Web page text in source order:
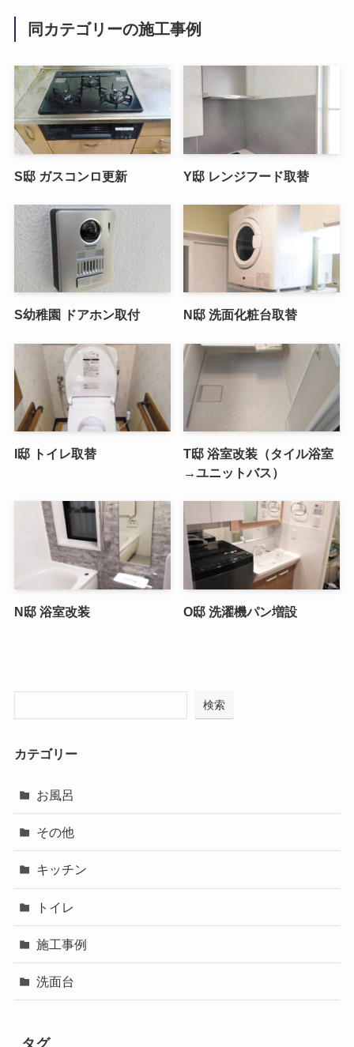
同カテゴリーの施工事例
S邸 ガスコンロ更新 Y邸 レンジフード取替
S幼稚園 ドアホン取付 N邸 洗面化粧台取替
I邸 トイレ取替
T邸 浴室改装（タイル浴室
→ユニットバス）
N邸 浴室改装 O邸 洗濯機パン増設
検索
カテゴリー
お風呂
その他
キッチン
トイレ
施工事例
洗面台